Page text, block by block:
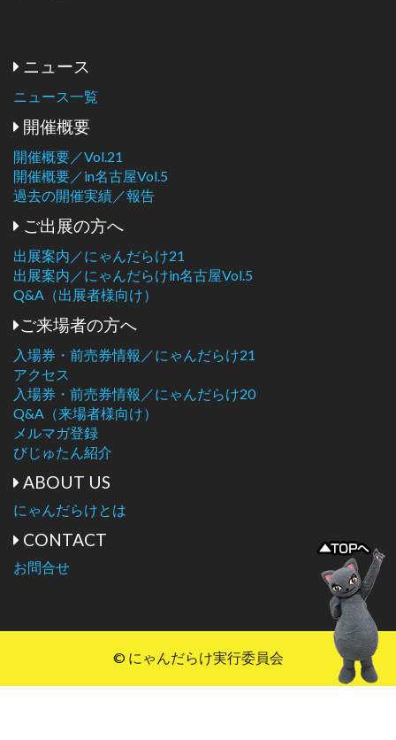
ニュース
ニュース一覧
開催概要
開催概要／Vol.21
開催概要／in名古屋Vol.5
過去の開催実績／報告
ご出展の方へ
出展案内／にゃんだらけ21
出展案内／にゃんだらけin名古屋Vol.5
Q&A（出展者様向け）
ご来場者の方へ
入場券・前売券情報／にゃんだらけ21
アクセス
入場券・前売券情報／にゃんだらけ20
Q&A（来場者様向け）
メルマガ登録
びじゅたん紹介
ABOUT US
にゃんだらけとは
CONTACT
お問合せ
© にゃんだらけ実行委員会